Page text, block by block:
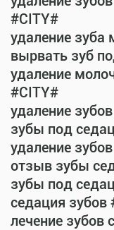
#CITY#
удаление зуба
вырвать зуб
удаление
#CITY#
удаление
зубы под
удаление
отзыв зубы
зубы под
седация зубов
лечение зубов